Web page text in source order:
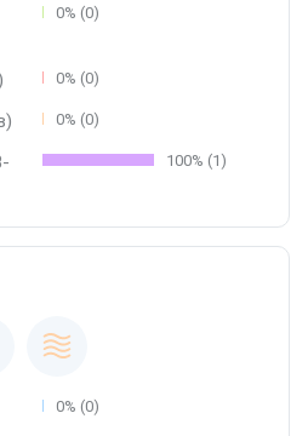
0% (0)
0% (0)
0% (0)
100% (1)
0% (0)